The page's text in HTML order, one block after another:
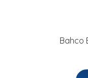
Bahco